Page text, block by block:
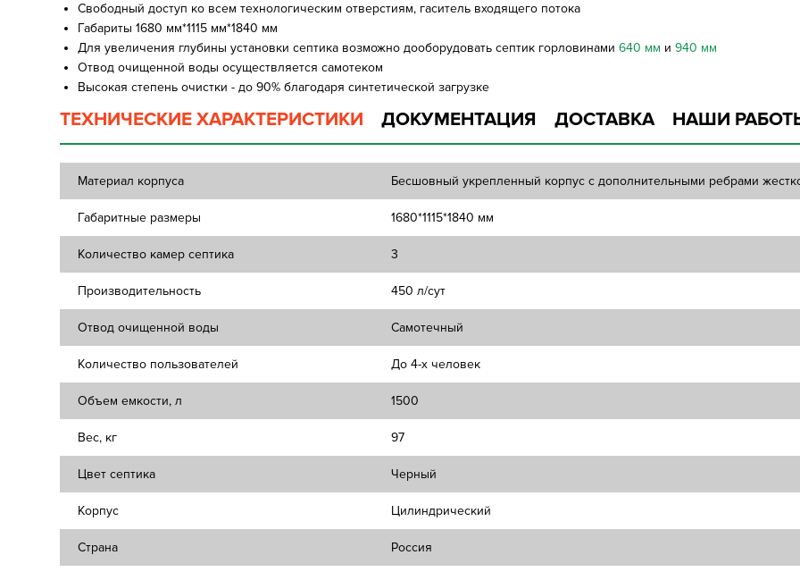
Свободный доступ ко всем технологическим отверстиям, гаситель входящего потока
Габариты 1680 мм*1115 мм*1840 мм
Для увеличения глубины установки септика возможно дооборудовать септик горловинами640 мм и940 мм
Отвод очищенной воды осуществляется самотеком
Высокая степень очистки - до 90% благодаря синтетической загрузке
ТЕХНИЧЕСКИЕ ХАРАКТЕРИСТИКИ ДОКУМЕНТАЦИЯ ДОСТАВКА НАШИ
Материал корпуса Бесшовный укрепленный корпус с дополнительными ребрами
Габаритные размеры 1680*1115*1840 мм
Количество камер септика 3
Производительность 450 л/сут
Отвод очищенной воды Самотечный
Количество пользователей До 4-х человек
Объем емкости, л 1500
Вес, кг 97
Цвет септика Черный
Корпус Цилиндрический
Страна Россия